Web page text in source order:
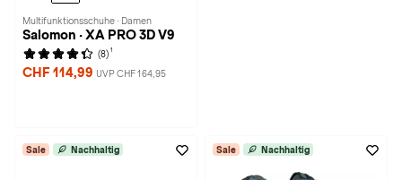
Multifunktionsschuhe · Damen
Salomon · XA PRO 3D V9
(8) 1
CHF 114,99 UVP CHF 164,95
Sale Nachhaltig Sale Nachhaltig